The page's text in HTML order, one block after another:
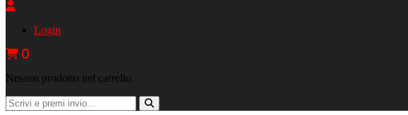
Login
0
Nessun prodotto nel carrello.